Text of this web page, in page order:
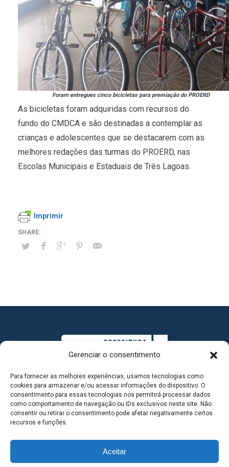
Gerenciar o consentimento
Para fornecer as melhores experiências, usamos tecnologias como
cookies para armazenar e/ou acessar informações do dispositivo. O
consentimento para essas tecnologias nos permitirá processar dados
como comportamento de navegação ou IDs exclusivos neste site. Não
consentir ou retirar o consentimento pode afetar negativamente certos
recursos e funções.
Aceitar
Foram entregues cinco bicicletas para premiação do PROERD
As bicicletas foram adquiridas com recursos do
fundo do CMDCA e são destinadas a contemplar as
crianças e adolescentes que se destacarem com as
melhores redações das turmas do PROERD, nas
Escolas Municipais e Estaduais de Três Lagoas.
Imprimir
MAPA DO SITE